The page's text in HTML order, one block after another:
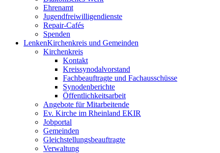
Ehrenamt
Jugendfreiwilligendienste
Repair-Cafés
Spenden
LenkenKirchenkreis und Gemeinden
Kirchenkreis
Kontakt
Kreissynodalvorstand
Fachbeauftragte und Fachausschüsse
Synodenberichte
Öffentlichkeitsarbeit
Angebote für Mitarbeitende
Ev. Kirche im Rheinland EKIR
Jobportal
Gemeinden
Gleichstellungs­­­beauftragte
Verwaltung